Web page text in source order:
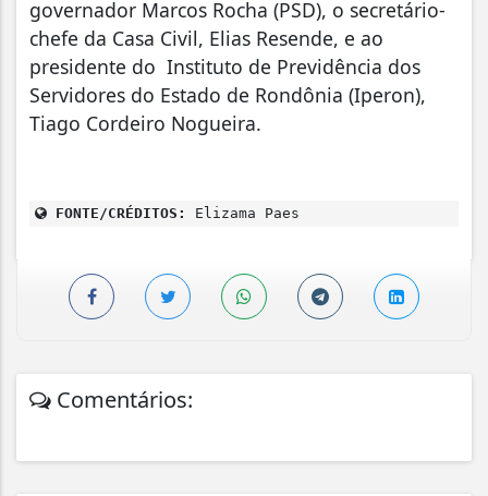
governador Marcos Rocha (PSD), o secretário-
chefe da Casa Civil, Elias Resende, e ao
presidente do Instituto de Previdência dos
Servidores do Estado de Rondônia (Iperon),
Tiago Cordeiro Nogueira.
FONTE/CRÉDITOS: Elizama Paes
Comentários: